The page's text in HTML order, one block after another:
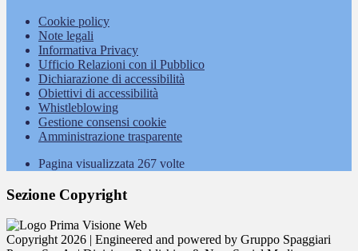
Cookie policy
Note legali
Informativa Privacy
Ufficio Relazioni con il Pubblico
Dichiarazione di accessibilità
Obiettivi di accessibilità
Whistleblowing
Gestione consensi cookie
Amministrazione trasparente
Pagina visualizzata 267 volte
Sezione Copyright
Copyright 2026 | Engineered and powered by Gruppo Spaggiari